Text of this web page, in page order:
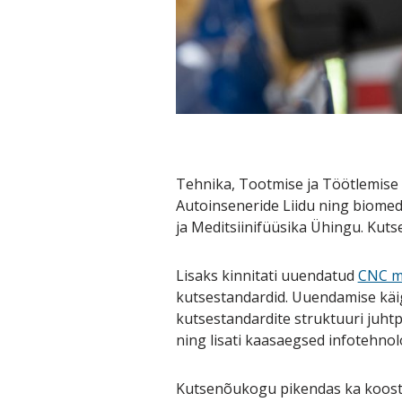
Tehnika, Tootmise ja
Autoinseneride Liidu ning
ja Meditsiinifüüsika Ühingu.
Lisaks kinnitati uuendatud CNC
kutsestandardid. Uuendamise
kutsestandardite struktuuri
ning lisati kaasaegsed
Kutsenõukogu pikendas ka